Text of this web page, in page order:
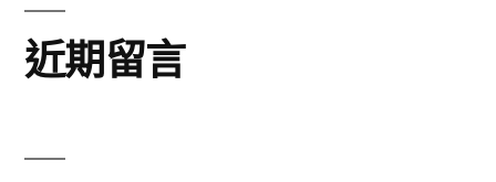
近期留言